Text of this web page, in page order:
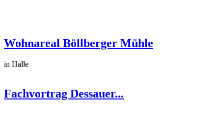
Wohnareal Böllberger Mühle
in Halle
Fachvortrag Dessauer...